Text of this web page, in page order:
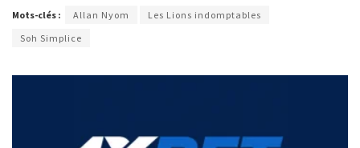
Mots-clés : Allan Nyom
Les Lions indomptables
Soh Simplice